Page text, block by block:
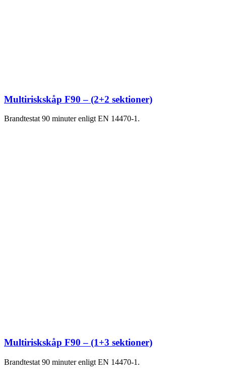
Multiriskskåp F90 – (2+2 sektioner)
Brandtestat 90 minuter enligt EN 14470-1.
Multiriskskåp F90 – (1+3 sektioner)
Brandtestat 90 minuter enligt EN 14470-1.